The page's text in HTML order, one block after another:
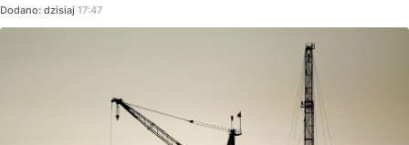
Dodano: dzisiaj 17:47